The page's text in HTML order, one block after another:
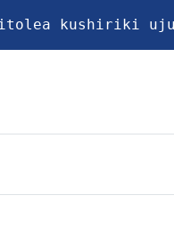
kushiriki